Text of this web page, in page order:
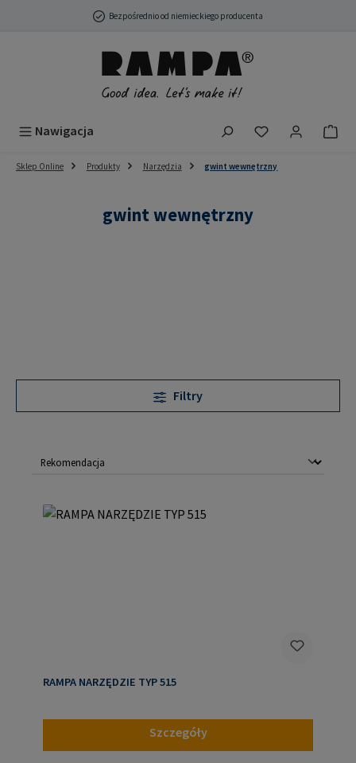
Przejdź do głównej zawartościBezpośrednio od niemieckiego producenta
Nawigacja Masz 0
Sklep Online Produkty Narzędzia gwint wewnętrzny
gwint wewnętrzny
Filtry
RAMPA NARZĘDZIE TYP 515
Szczegóły